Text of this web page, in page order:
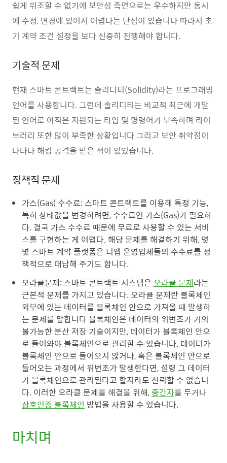
쉽게 위조할 수 없기에 보안성 측면으로는 우수하지만 동시
에 수정, 변경에 있어서 어렵다는 단점이 있습니다 따라서 초
기 계약 조건 설정을 보다 신중히 진행해야 합니다.
기술적 문제
현재 스마트 콘트랙트는 솔리디티(Solidity)라는 프로그래밍
언어를 사용합니다. 그런데 솔리디티는 비교적 최근에 개발
된 언어로 아직은 지원되는 타입 및 명령어가 부족하며 라이
브러리 또한 많이 부족한 상황입니다 그리고 보안 취약점이
나타나 해킹 공격을 받은 적이 있었습니다.
정책적 문제
가스(Gas) 수수료: 스마트 콘트랙트를 이용해 특정 기능,
특히 상태값을 변경하려면, 수수료인 가스(Gas)가 필요하
다. 결국 가스 수수료 때문에 무료로 사용할 수 있는 서비
스를 구현하는 게 어렵다. 해당 문제를 해결하기 위해, 몇
몇 스마트 계약 플랫폼은 디앱 운영업체들의 수수료를 정
책적으로 대납해 주기도 합니다.
오라클문제: 스마트 콘트랙트 시스템은 오라클 문제라는
근본적 문제를 가지고 있습니다. 오라클 문제란 블록체인
외부에 있는 데이터를 블록체인 안으로 가져올 때 발생하
는 문제를 말합니다 블록체인은 데이터의 위변조가 거의
불가능한 분산 저장 기술이지만, 데이터가 블록체인 안으
로 들어와야 블록체인으로 관리할 수 있습니다. 데이터가
블록체인 안으로 들어오지 않거나, 혹은 블록체인 안으로
들어오는 과정에서 위변조가 발생한다면, 설령 그 데이터
가 블록체인으로 관리된다고 할지라도 신뢰할 수 없습니
다. 이러한 오라클 문제를 해결을 위해,중간자를 두거나
상호인증 블록체인 방법을 사용할 수 있습니다.
마치며